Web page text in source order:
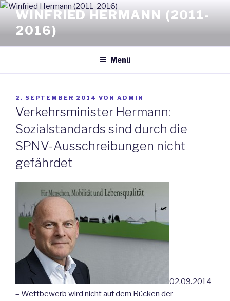
Zum
Inhalt
springen
WINFRIED HERMANN (2011-
2016)
Menü
VERÖFFENTLICHT
AM
2. SEPTEMBER 2014 VON ADMIN
Verkehrsminister Hermann:
Sozialstandards sind durch die
SPNV-Ausschreibungen nicht
gefährdet
02.09.2014
– Wettbewerb wird nicht auf dem Rücken der